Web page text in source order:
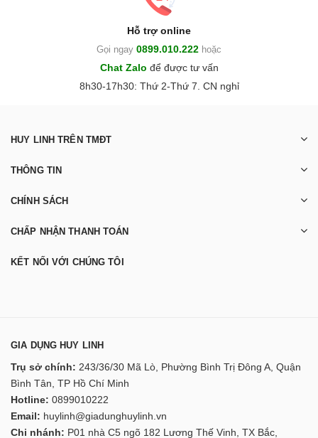
Hỗ trợ online
Gọi ngay 0899.010.222 hoặc
Chat Zalo để được tư vấn
8h30-17h30: Thứ 2-Thứ 7. CN nghỉ
HUY LINH TRÊN TMĐT
THÔNG TIN
CHÍNH SÁCH
CHẤP NHẬN THANH TOÁN
KẾT NỐI VỚI CHÚNG TÔI
GIA DỤNG HUY LINH
Trụ sở chính: 243/36/30 Mã Lò, Phường Bình Trị Đông A, Quận
Bình Tân, TP Hồ Chí Minh
Hotline: 0899010222
Email: huylinh@giadunghuylinh.vn
Chi nhánh: P01 nhà C5 ngõ 182 Lương Thế Vinh, TX Bắc,